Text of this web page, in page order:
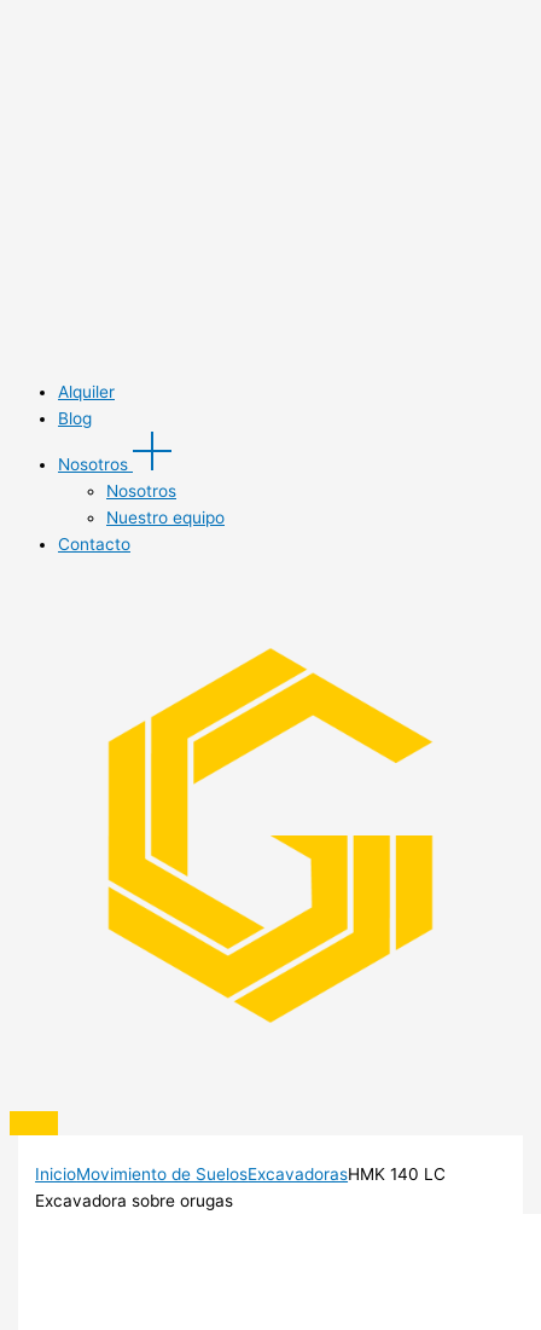
Alquiler
Blog
Nosotros
Nosotros
Nuestro equipo
Contacto
InicioMovimiento de SuelosExcavadorasHMK 140 LC
Excavadora sobre orugas